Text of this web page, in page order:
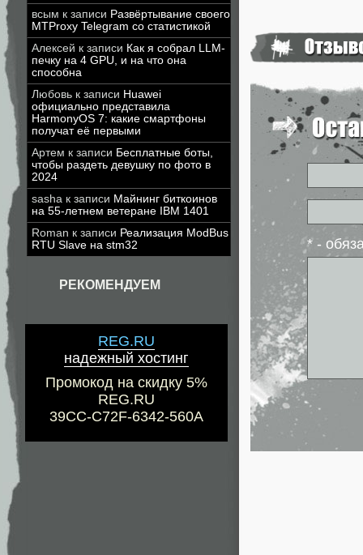
всым к записи Развёртывание своего
MTProxy Telegram со статистикой
Алексей к записи Как я собрал LLM-
печку на 4 GPU, и на что она
способна
Любовь к записи Huawei
официально представила
HarmonyOS 7: какие смартфоны
получат её первыми
Артем к записи Бесплатные боты,
чтобы раздеть девушку по фото в
2024
sasha к записи Майнинг биткоинов
на 55-летнем ветеране IBM 1401
Roman к записи Реализация ModBus
RTU Slave на stm32
РЕКОМЕНДУЕМ
REG.RU
надежный хостинг
Промокод на скидку 5%
REG.RU
39CC-C72F-6342-560A
* -